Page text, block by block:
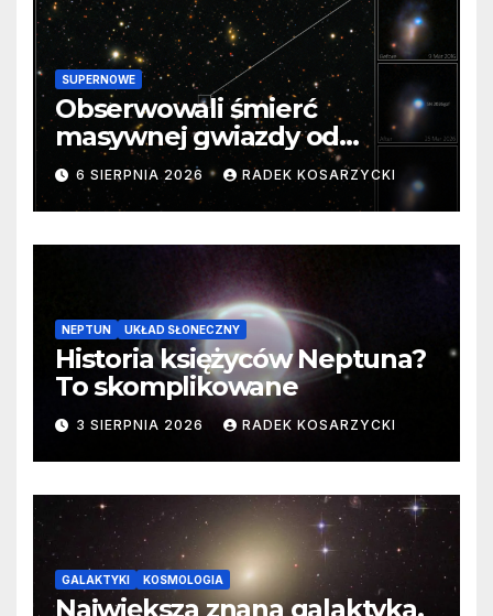
SUPERNOWE
Obserwowali śmierć
masywnej gwiazdy od
samego początku. Niezwykle
cenne dane
6 SIERPNIA 2026 RADEK KOSARZYCKI
NEPTUN UKŁAD SŁONECZNY
Historia księżyców Neptuna?
To skomplikowane
3 SIERPNIA 2026 RADEK KOSARZYCKI
GALAKTYKI KOSMOLOGIA
Największa znana galaktyka.